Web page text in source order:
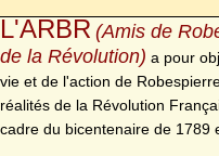
L'ARBR (Amis de
de la Révolution) a pour
vie et de l'action de
réalités de la Révolution
cadre du bicentenaire de 1789